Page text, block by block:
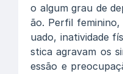
o algum grau de
ão. Perfil
uado, inatividade
stica agravam os
essão e